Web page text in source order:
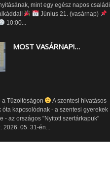
mint egy egész napos családi
Június 21. (vasárnap)
10:00...
MOST VASÁRNAP!…
a Tűzoltóságon
A szentesi hivatásos
óta kapcsolódnak - a szentesi gyerekek
- az országos "Nyitott szertárkapuk"
2026. 05. 31-én...